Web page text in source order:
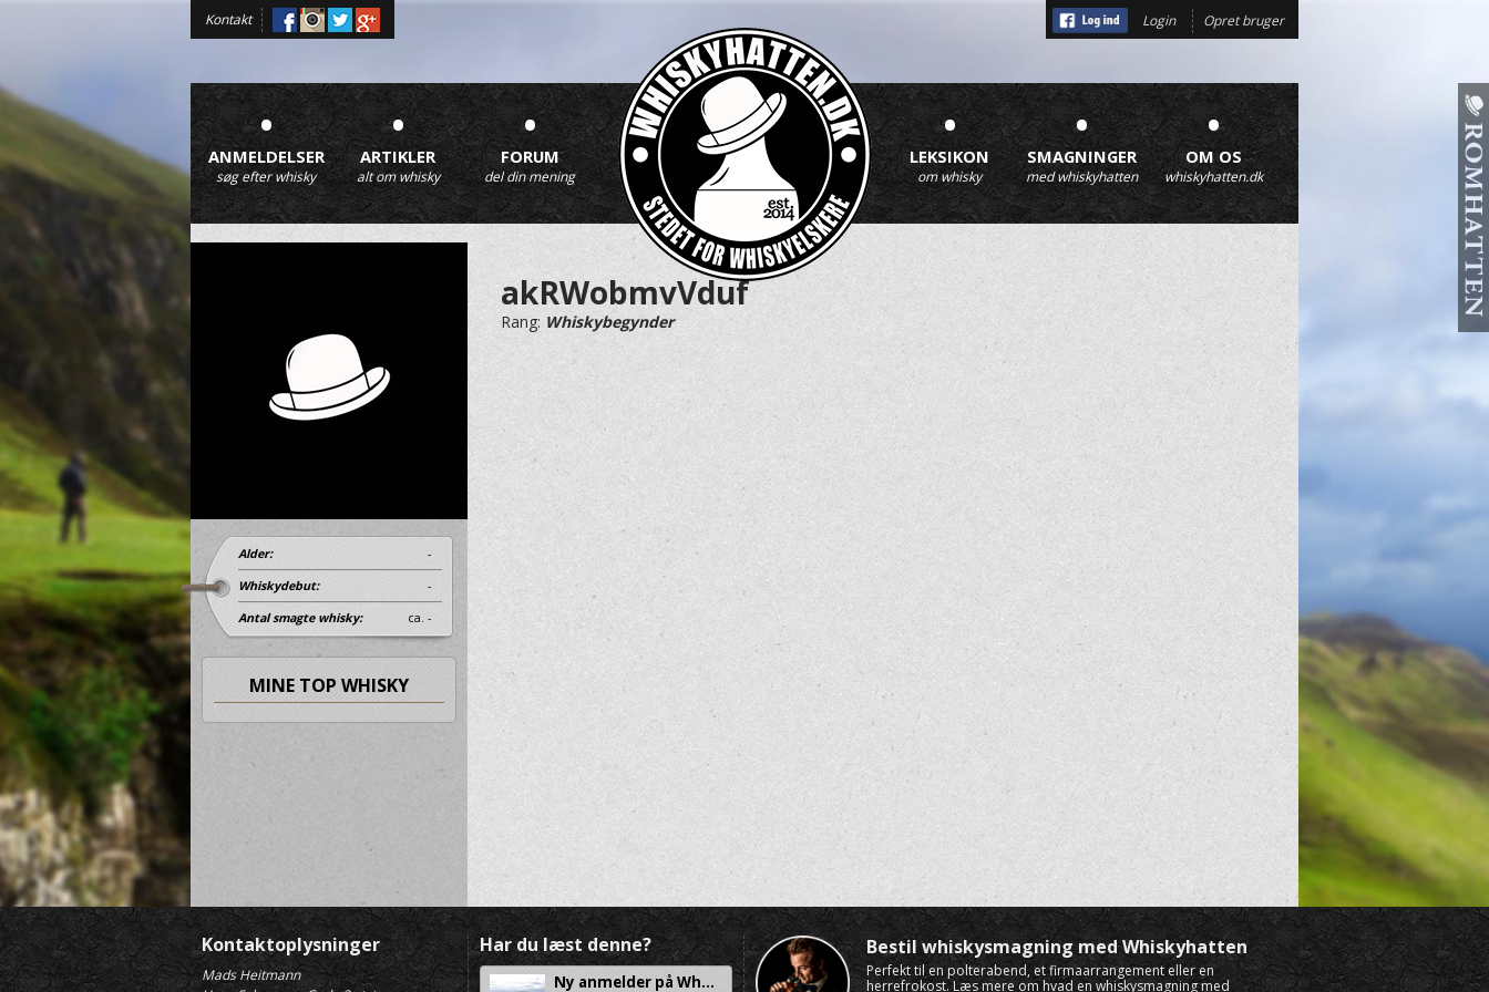
Kontakt Login Opret bruger
•
ANMELDELSER
søg efter whisky
•
ARTIKLER
alt om whisky
•
FORUM
del din mening
•
LEKSIKON
om whisky
•
SMAGNINGER
med whiskyhatten
•
OM OS
whiskyhatten.dk
akRWobmvVduf
Rang: Whiskybegynder
Alder: -
Whiskydebut: -
Antal smagte whisky: ca. -
MINE TOP WHISKY
Kontaktoplysninger
Mads Heitmann
Har du læst denne?
Ny anmelder på Wh...
Bestil whiskysmagning med Whiskyhatten
Perfekt til en polterabend, et firmaarrangement eller en
herrefrokost. Læs mere om hvad en whiskysmagning med